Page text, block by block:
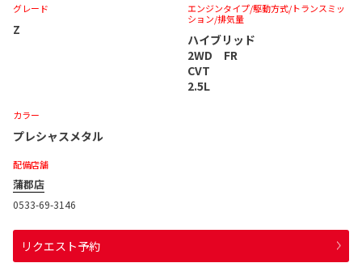
グレード
Z
エンジンタイプ/駆動方式/トランスミッ
ション/排気量
ハイブリッド
2WD FR
CVT
2.5L
カラー
プレシャスメタル
配備店舗
蒲郡店
0533-69-3146
リクエスト予約